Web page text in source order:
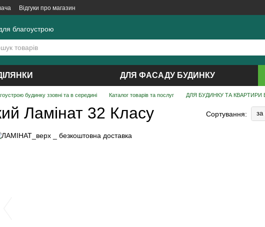
Відгуки про магазин
благоустрою
ДЛЯ ФАСАДУ БУДИНКУ
будинку ззовні та в середині Каталог товарів та послуг ДЛЯ БУДИНКУ ТА КВАРТИРИ
Ламінат 32 Класу Сортування: за